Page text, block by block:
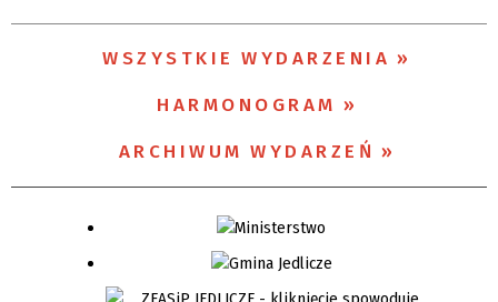
WSZYSTKIE WYDARZENIA
HARMONOGRAM
ARCHIWUM WYDARZEŃ